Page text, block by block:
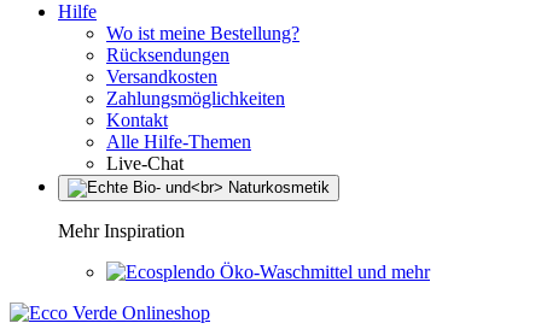
Hilfe
Wo ist meine Bestellung?
Rücksendungen
Versandkosten
Zahlungsmöglichkeiten
Kontakt
Alle Hilfe-Themen
Live-Chat
Mehr Inspiration
Öko-Waschmittel und mehr